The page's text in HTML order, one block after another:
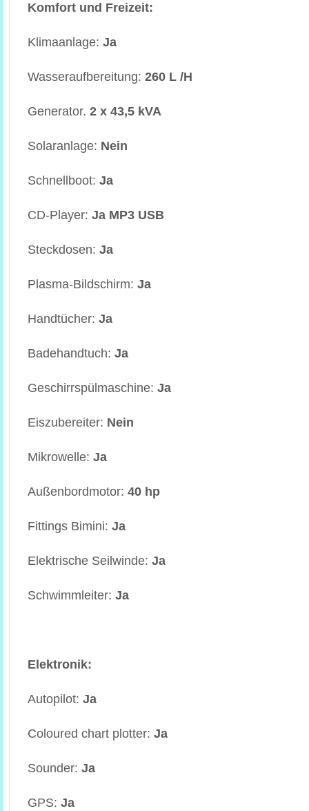
Komfort und Freizeit:
Klimaanlage: Ja
Wasseraufbereitung: 260 L /H
Generator. 2 x 43,5 kVA
Solaranlage: Nein
Schnellboot: Ja
CD-Player: Ja MP3 USB
Steckdosen: Ja
Plasma-Bildschirm: Ja
Handtücher: Ja
Badehandtuch: Ja
Geschirrspülmaschine: Ja
Eiszubereiter: Nein
Mikrowelle: Ja
Außenbordmotor: 40 hp
Fittings Bimini: Ja
Elektrische Seilwinde: Ja
Schwimmleiter: Ja
Elektronik:
Autopilot: Ja
Coloured chart plotter: Ja
Sounder: Ja
GPS: Ja